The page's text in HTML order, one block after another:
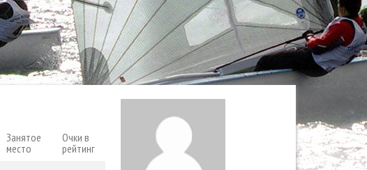
Занятое
место
Очки в
рейтинг